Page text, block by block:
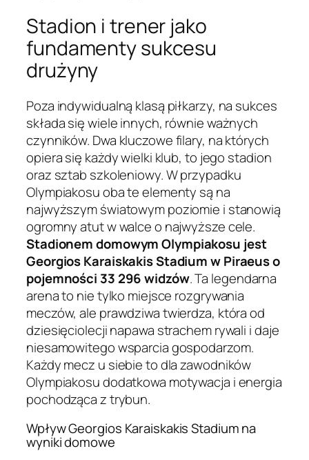
Stadion i trener jako
fundamenty sukcesu
drużyny
Poza indywidualną klasą piłkarzy, na sukces
składa się wiele innych, równie ważnych
czynników. Dwa kluczowe filary, na których
opiera się każdy wielki klub, to jego stadion
oraz sztab szkoleniowy. W przypadku
Olympiakosu oba te elementy są na
najwyższym światowym poziomie i stanowią
ogromny atut w walce o najwyższe cele.
Stadionem domowym Olympiakosu jest
Georgios Karaiskakis Stadium w Piraeus o
pojemności 33 296 widzów. Ta legendarna
arena to nie tylko miejsce rozgrywania
meczów, ale prawdziwa twierdza, która od
dziesięciolecji napawa strachem rywali i daje
niesamowitego wsparcia gospodarzom.
Każdy mecz u siebie to dla zawodników
Olympiakosu dodatkowa motywacja i energia
pochodząca z trybun.
Wpływ Georgios Karaiskakis Stadium na
wyniki domowe